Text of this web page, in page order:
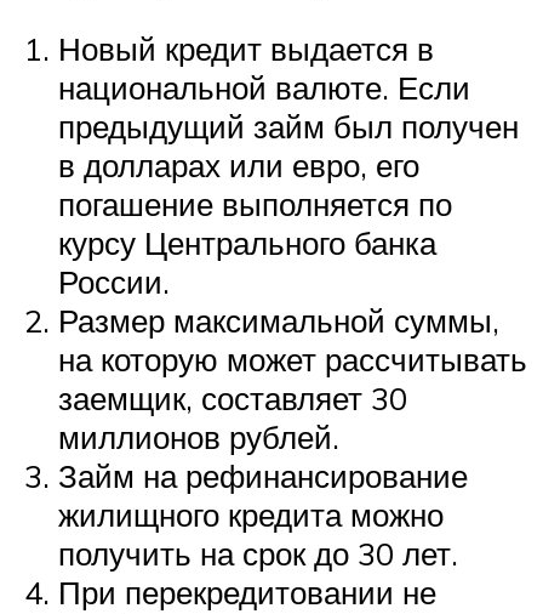
Новый кредит выдается в
национальной валюте. Если
предыдущий займ был получен
в долларах или евро, его
погашение выполняется по
курсу Центрального банка
России.
Размер максимальной суммы,
на которую может рассчитывать
заемщик, составляет 30
миллионов рублей.
Займ на рефинансирование
жилищного кредита можно
получить на срок до 30 лет.
При перекредитовании не